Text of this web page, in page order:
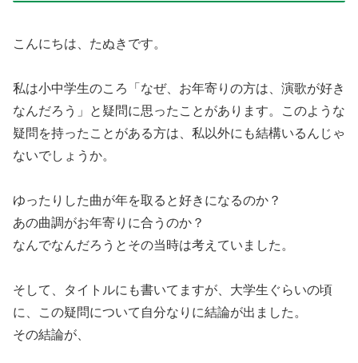
こんにちは、たぬきです。
私は小中学生のころ「なぜ、お年寄りの方は、演歌が好き
なんだろう」と疑問に思ったことがあります。このような
疑問を持ったことがある方は、私以外にも結構いるんじゃ
ないでしょうか。
ゆったりした曲が年を取ると好きになるのか？
あの曲調がお年寄りに合うのか？
なんでなんだろうとその当時は考えていました。
そして、タイトルにも書いてますが、大学生ぐらいの頃
に、この疑問について自分なりに結論が出ました。
その結論が、